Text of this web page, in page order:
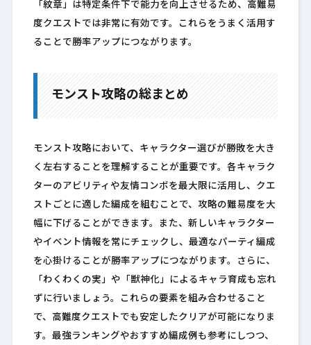
「紋章」は特定条件下で能力を向上させるため、高難易
度クエストでは非常に有効です。これらをうまく活用す
ることで勝率アップにつながります。
モンスト攻略の総まとめ
モンスト攻略において、キャラクター選びが勝敗を大き
く左右することを理解することが重要です。各キャラク
ターのアビリティや友情コンボを最大限に活用し、クエ
ストごとに適した編成を組むことで、攻略の難易度を大
幅に下げることができます。また、新しいキャラクター
やイベント情報を常にチェックし、最適なパーティ編成
を心掛けることが勝率アップにつながります。さらに、
「わくわくの実」や「獣神化」によるキャラ育成も忘れ
ずに行いましょう。これらの要素を組み合わせること
で、高難度クエストでも安定したクリアが可能になりま
す。最強ランキングやおすすめ編成例も参考にしつつ、